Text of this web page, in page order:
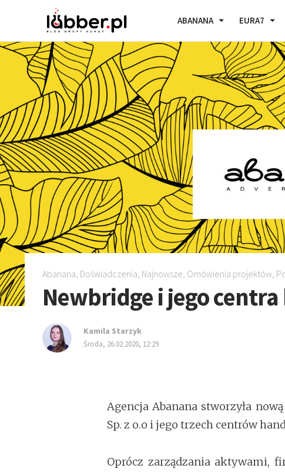
ABANANA EURA7
Abanana, Doświadczenia, Najnowsze, Omówienia projektów,
Newbridge i jego
Kamila Starzyk
środa, 26.02.2020, 12:29
Agencja Abanana stworzyła
Sp. z o.o i jego trzech centrów
Oprócz zarządzania aktywami,